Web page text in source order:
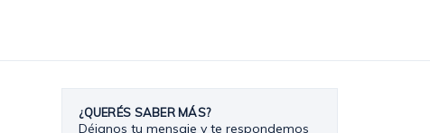
¿QUERÉS SABER MÁS?
Déjanos tu mensaje y te respondemos